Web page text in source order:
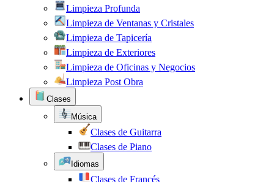
Limpieza Profunda
Limpieza de Ventanas y Cristales
Limpieza de Tapicería
Limpieza de Exteriores
Limpieza de Oficinas y Negocios
Limpieza Post Obra
Clases
Música
Clases de Guitarra
Clases de Piano
Idiomas
Clases de Francés